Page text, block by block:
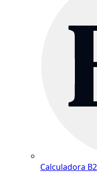
Calculadora B2